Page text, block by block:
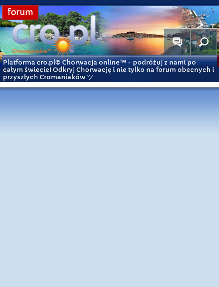
forum
Platforma cro.pl© Chorwacja online™ - podróżuj z nami po
całym świecie! Odkryj Chorwację i nie tylko na forum obecnych i
przyszłych Cromaniaków ツ